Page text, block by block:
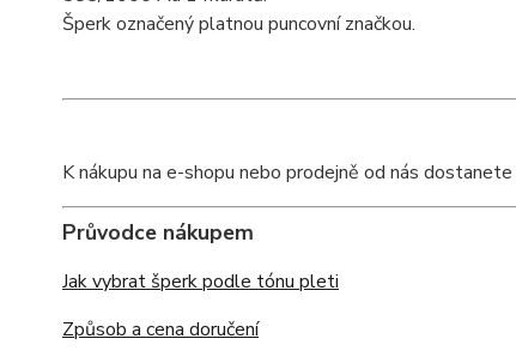
Šperk označený platnou puncovní značkou.
K nákupu na e-shopu nebo prodejně od nás
Průvodce nákupem
Jak vybrat šperk podle tónu pleti
Způsob a cena doručení